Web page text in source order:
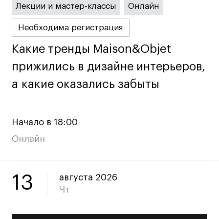
Карьера
Ассоциация выпускников
Центр карьеры
Летние стажировки
Работы студентов
«Живые» проекты
Лекции и мастер-классы Онлайн
Необходима регистрация
Какие тренды Maison&Objet
прижились в дизайне интерьеров,
а какие оказались забыты
Какие тренды Maison&Objet
прижились в дизайне интерьеров,
а какие оказались забыты
Начало в 18:00
Онлайн
13
августа 2026
Чт